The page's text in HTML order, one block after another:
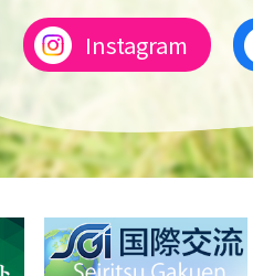
Instagram